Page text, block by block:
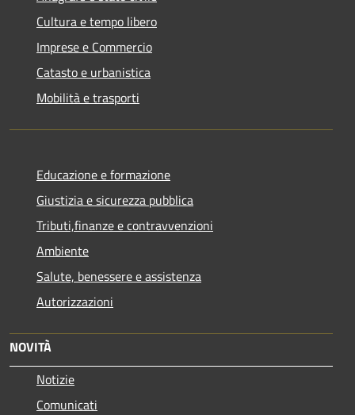
Cultura e tempo libero
Imprese e Commercio
Catasto e urbanistica
Mobilità e trasporti
Educazione e formazione
Giustizia e sicurezza pubblica
Tributi,finanze e contravvenzioni
Ambiente
Salute, benessere e assistenza
Autorizzazioni
NOVITÀ
Notizie
Comunicati